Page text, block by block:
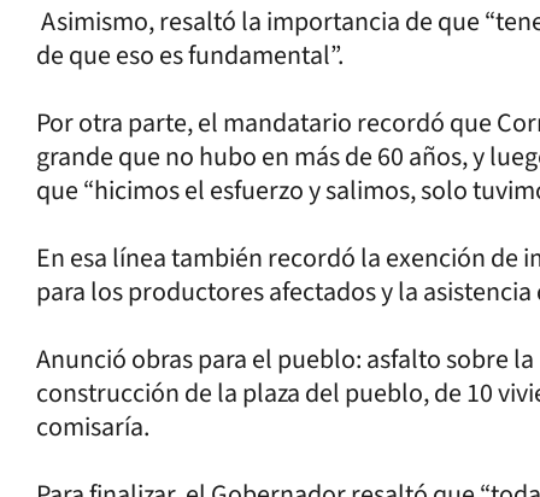
Asimismo, resaltó la importancia de que
de que eso es fundamental”.
Por otra parte, el mandatario recordó que
grande que no hubo en más de 60 años, y
que “hicimos el esfuerzo y salimos, solo
En esa línea también recordó la exención de
para los productores afectados y la
Anunció obras para el pueblo: asfalto sobre
construcción de la plaza del pueblo, de 10
comisaría.